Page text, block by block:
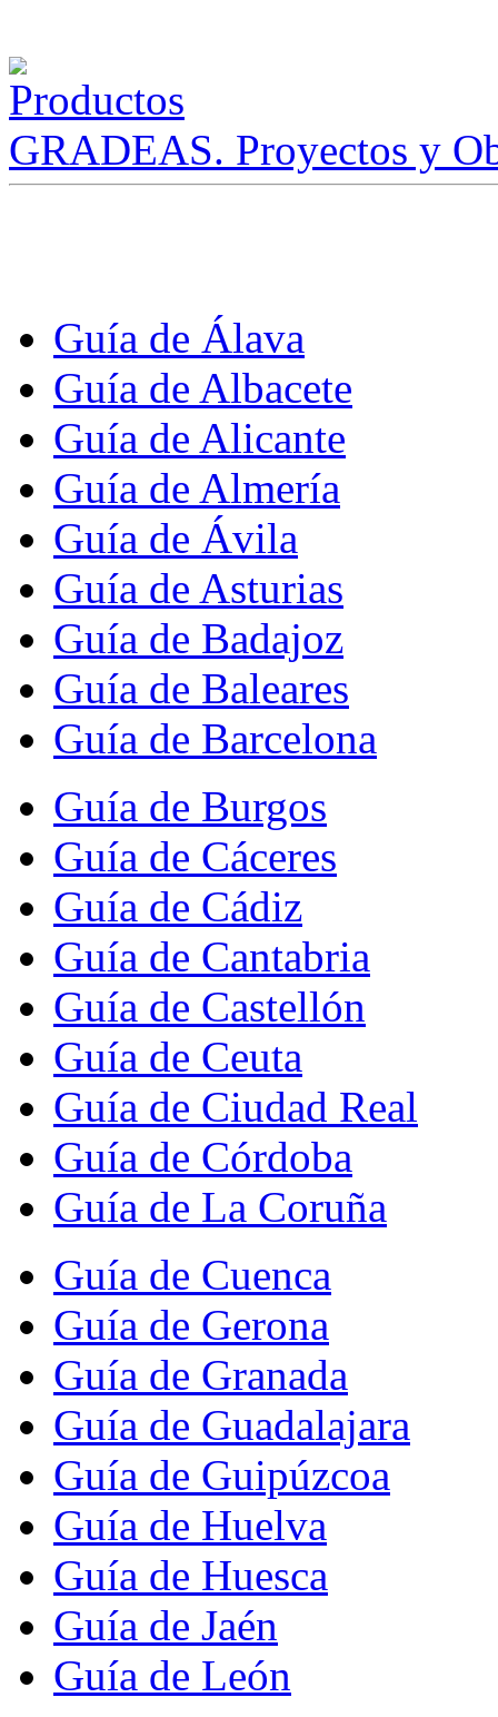
GRADEAS. Proyectos y
Guía de Álava
Guía de Albacete
Guía de Alicante
Guía de Almería
Guía de Ávila
Guía de Asturias
Guía de Badajoz
Guía de Baleares
Guía de Barcelona
Guía de Burgos
Guía de Cáceres
Guía de Cádiz
Guía de Cantabria
Guía de Castellón
Guía de Ceuta
Guía de Ciudad Real
Guía de Córdoba
Guía de La Coruña
Guía de Cuenca
Guía de Gerona
Guía de Granada
Guía de Guadalajara
Guía de Guipúzcoa
Guía de Huelva
Guía de Huesca
Guía de Jaén
Guía de León